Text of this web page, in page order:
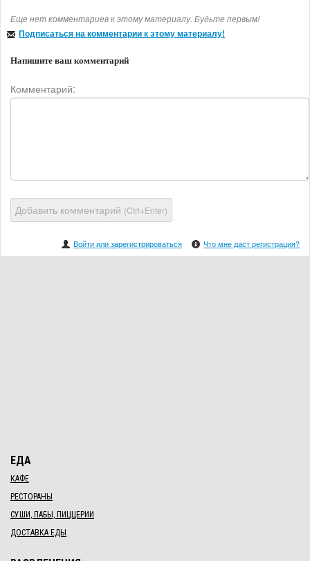
Еще нет комментариев к этому материалу. Будьте первым!
Подписаться на комментарии к этому материалу!
Напишите ваш комментарий
Комментарий:
Добавить комментарий (Ctrl+Enter)
Войти или зарегистрироваться Что мне даст регистрация?
ЕДА
КАФЕ
РЕСТОРАНЫ
СУШИ, ПАБЫ, ПИЦЦЕРИИ
ДОСТАВКА ЕДЫ